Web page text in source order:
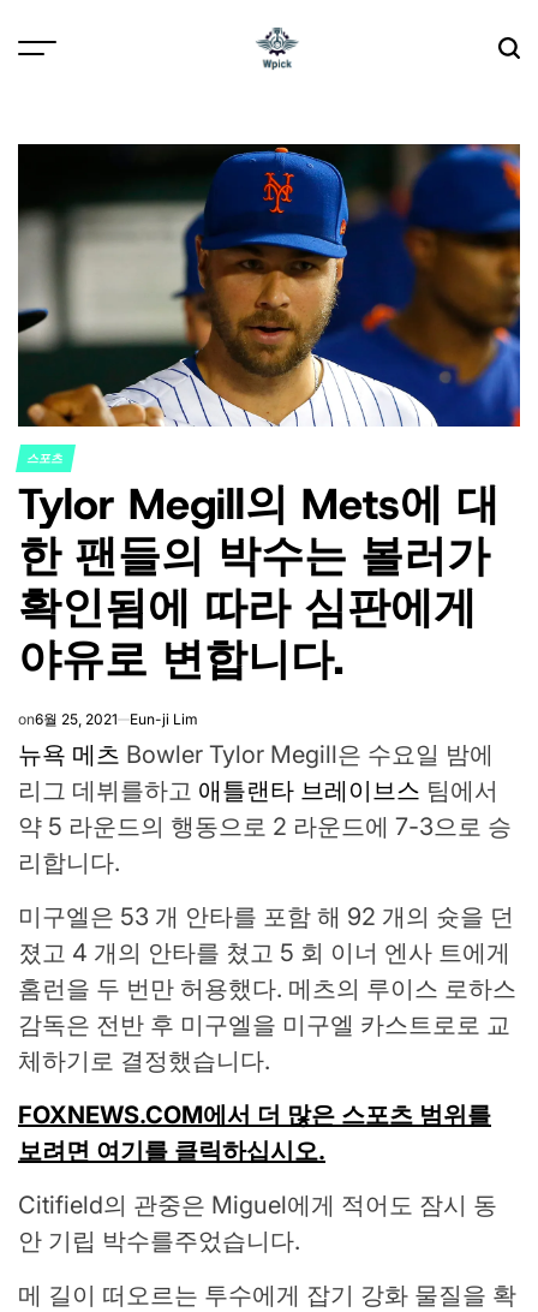
POSTED
IN
스포츠
Tylor Megill의 Mets에 대
한 팬들의 박수는 볼러가
확인됨에 따라 심판에게
야유로 변합니다.
on6월 25, 2021 Eun-ji Lim
뉴욕 메츠 Bowler Tylor Megill은 수요일 밤에
리그 데뷔를하고 애틀랜타 브레이브스 팀에서
약 5 라운드의 행동으로 2 라운드에 7-3으로 승
리합니다.
미구엘은 53 개 안타를 포함 해 92 개의 슛을 던
졌고 4 개의 안타를 쳤고 5 회 이너 엔사 트에게
홈런을 두 번만 허용했다. 메츠의 루이스 로하스
감독은 전반 후 미구엘을 미구엘 카스트로로 교
체하기로 결정했습니다.
FOXNEWS.COM에서 더 많은 스포츠 범위를
보려면 여기를 클릭하십시오.
Citifield의 관중은 Miguel에게 적어도 잠시 동
안 기립 박수를주었습니다.
메 길이 떠오르는 투수에게 잡기 강화 물질을 확